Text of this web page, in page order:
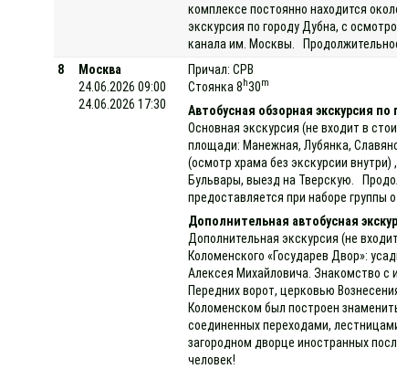
комплексе постоянно находится
экскурсия по городу Дубна, с
канала им. Москвы.
8
Москва
24.06.2026 09:00
24.06.2026 17:30
Причал: СРВ
Стоянка 8 h30m
Автобусная обзорная экскурсия по
Основная экскурсия (не входит в
площади: Манежная, Лубянка,
(осмотр храма без экскурсии
Бульвары, выезд на Тверскую.
предоставляется при наборе группы
Дополнительная автобусная
Дополнительная экскурсия (не
Коломенского «Государев Двор»:
Алексея Михайловича. Знакомство с
Передних ворот, церковью
Коломенском был построен
соединенных переходами,
загородном дворце иностранных
человек!